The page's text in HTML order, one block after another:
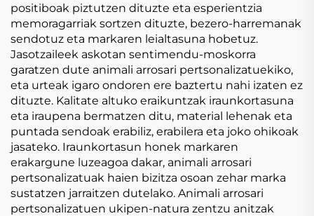
positiboak piztutzen dituzte eta esperientzia
memoragarriak sortzen dituzte, bezero-harremanak
sendotuz eta markaren leialtasuna hobetuz.
Jasotzaileek askotan sentimendu-moskorra
garatzen dute animali arrosari pertsonalizatuekiko,
eta urteak igaro ondoren ere baztertu nahi izaten ez
dituzte. Kalitate altuko eraikuntzak iraunkortasuna
eta iraupena bermatzen ditu, material lehenak eta
puntada sendoak erabiliz, erabilera eta joko ohikoak
jasateko. Iraunkortasun honek markaren
erakargune luzeagoa dakar, animali arrosari
pertsonalizatuak haien bizitza osoan zehar marka
sustatzen jarraitzen dutelako. Animali arrosari
pertsonalizatuen ukipen-natura zentzu anitzak